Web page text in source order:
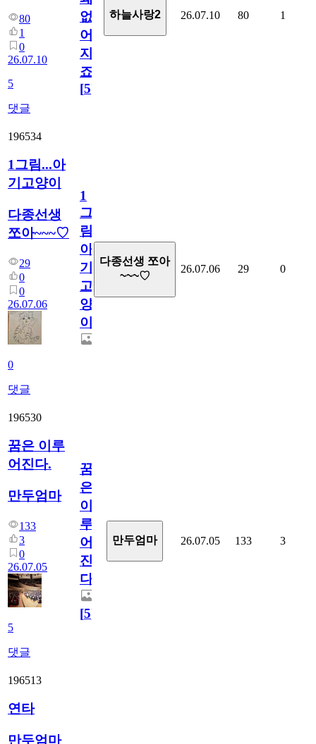
80
1
0
26.07.10
5
댓글
없
어
지
죠.?
[5]
하늘사랑2 26.07.10 80 1
196534
1그림...아
기고양이
다종선생
쪼아~~~♡
29
0
0
26.07.06
0
댓글
1
그
림...
아
기
고
양
이
다종선생 쪼아
~~~♡
26.07.06 29 0
196530
꿈은 이루
어진다.
만두엄마
133
3
0
26.07.05
5
댓글
꿈
은
이
루
어
진
다.
[5]
만두엄마 26.07.05 133 3
196513
연타
만두엄마